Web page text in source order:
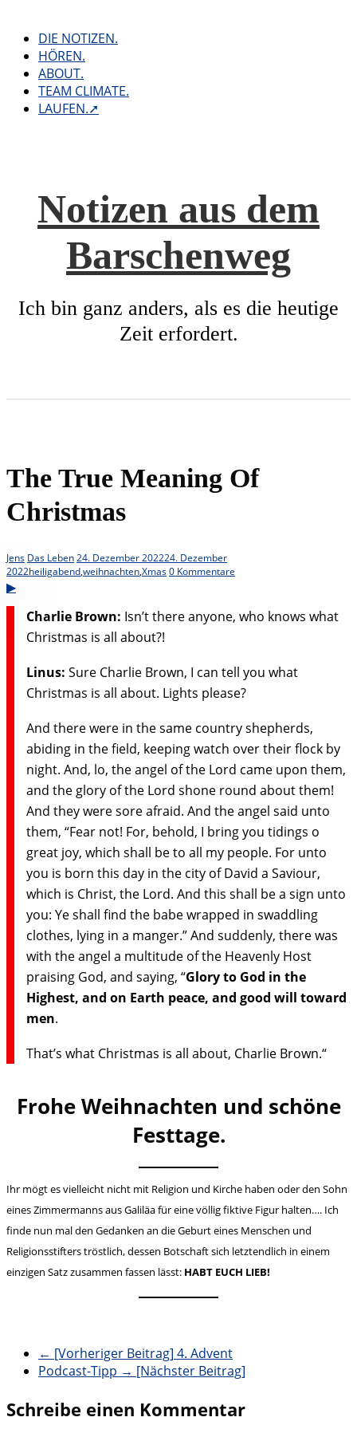
contentDIE NOTIZEN.
HÖREN.
ABOUT.
TEAM CLIMATE.
LAUFEN.➚
Notizen aus dem
Barschenweg
Ich bin ganz anders, als es die heutige
Zeit erfordert.
The True Meaning Of
Christmas
Jens Das Leben24. Dezember 202224. Dezember
2022heiligabend,weihnachten,Xmas0 Kommentare
Charlie Brown: Isn’t there anyone, who knows what
Christmas is all about?!
Linus: Sure Charlie Brown, I can tell you what
Christmas is all about. Lights please?
And there were in the same country shepherds,
abiding in the field, keeping watch over their flock by
night. And, lo, the angel of the Lord came upon them,
and the glory of the Lord shone round about them!
And they were sore afraid. And the angel said unto
them, “Fear not! For, behold, I bring you tidings o
great joy, which shall be to all my people. For unto
you is born this day in the city of David a Saviour,
which is Christ, the Lord. And this shall be a sign unto
you: Ye shall find the babe wrapped in swaddling
clothes, lying in a manger.” And suddenly, there was
with the angel a multitude of the Heavenly Host
praising God, and saying, “Glory to God in the
Highest, and on Earth peace, and good will toward
men.
That’s what Christmas is all about, Charlie Brown.“
Frohe Weihnachten und schöne
Festtage.
Ihr mögt es vielleicht nicht mit Religion und Kirche haben oder den Sohn
eines Zimmermanns aus Galiläa für eine völlig fiktive Figur halten…. Ich
finde nun mal den Gedanken an die Geburt eines Menschen und
Religionsstifters tröstlich, dessen Botschaft sich letztendlich in einem
einzigen Satz zusammen fassen lässt: HABT EUCH LIEB!
← [Vorheriger Beitrag] 4. Advent
Podcast-Tipp → [Nächster Beitrag]
Schreibe einen Kommentar